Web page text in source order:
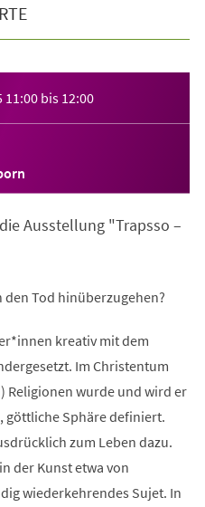
11:00 bis 12:00
Ausstellung "Trapsso –
den Tod hinüberzugehen?
kreativ mit dem
Im Christentum
Religionen wurde und wird er
göttliche Sphäre definiert.
zum Leben dazu.
der Kunst etwa von
wiederkehrendes Sujet. In